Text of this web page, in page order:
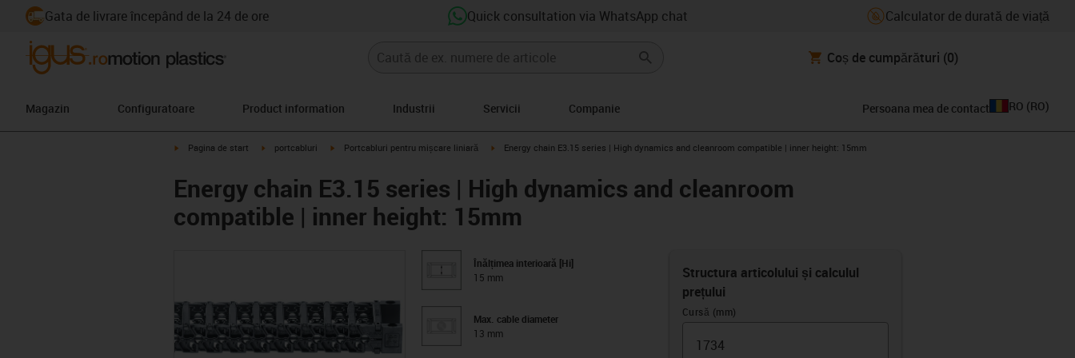
Gata de livrare începând de la 24 de ore Quick consultation via WhatsApp chat Calculator de durată de viață
Coș de cumpărături (0)
Magazin Configuratoare Product information Industrii Servicii Companie Persoana mea de contact RO (RO)
igus-icon-arrow-right
Pagina de start igus-icon-arrow-right
portcabluri igus-icon-arrow-right
Portcabluri pentru mișcare liniară igus-icon-arrow-right
Energy chain E3.15 series | High dynamics and cleanroom compatible | inner height: 15mm
Energy chain E3.15 series | High dynamics and cleanroom
compatible | inner height: 15mm
Înălțimea interioară [Hi]
15 mm
Max. cable diameter
13 mm
Structura articolului și calculul
prețului
Cursă (mm)